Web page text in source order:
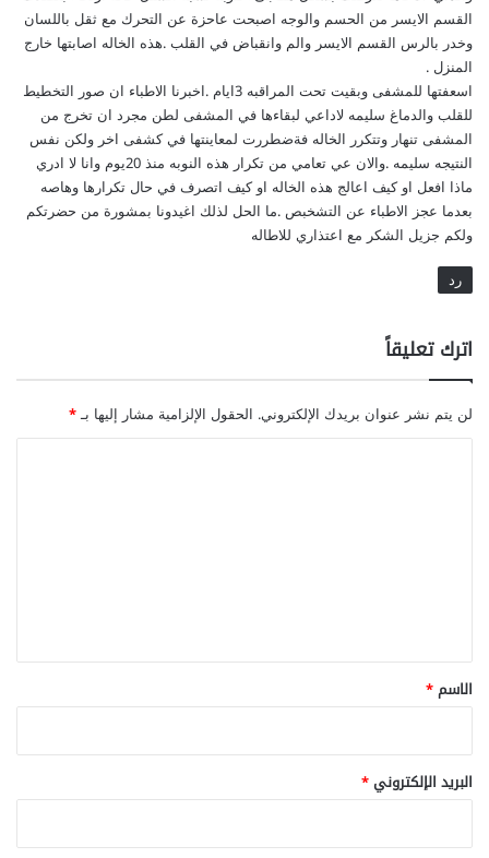
القسم الايسر من الحسم والوجه اصبحت عاحزة عن التحرك مع ثقل باللسان
وخدر بالرس القسم الايسر والم وانقباض في القلب .هذه الخاله اصابتها خارج
المنزل .
اسعفتها للمشفى وبقيت تحت المراقبه 3ايام .اخبرنا الاطباء ان صور التخطيط
للقلب والدماغ سليمه لاداعي لبقاءها في المشفى لطن مجرد ان تخرج من
المشفى تنهار وتتكرر الخاله فةضطررت لمعاينتها في كشفى اخر ولكن نفس
النتيجه سليمه .والان عي تعامي من تكرار هذه النوبه منذ 20يوم وانا لا ادري
ماذا افعل او كيف اعالج هذه الخاله او كيف اتصرف في حال تكرارها وهاصه
بعدما عجز الاطباء عن التشخبص .ما الحل لذلك اغيدونا بمشورة من حضرتكم
ولكم جزيل الشكر مع اعتذاري للاطاله
رد
اترك تعليقاً
لن يتم نشر عنوان بريدك الإلكتروني. الحقول الإلزامية مشار إليها بـ*
*
الاسم*
البريد الإلكتروني*